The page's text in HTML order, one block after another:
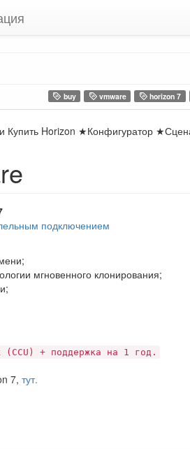
buy vmware horizon 7
Купить Horizon ★Конфигуратор
подключением
мгновенного клонирования;
+ поддержка на 1 год.
7, тут.